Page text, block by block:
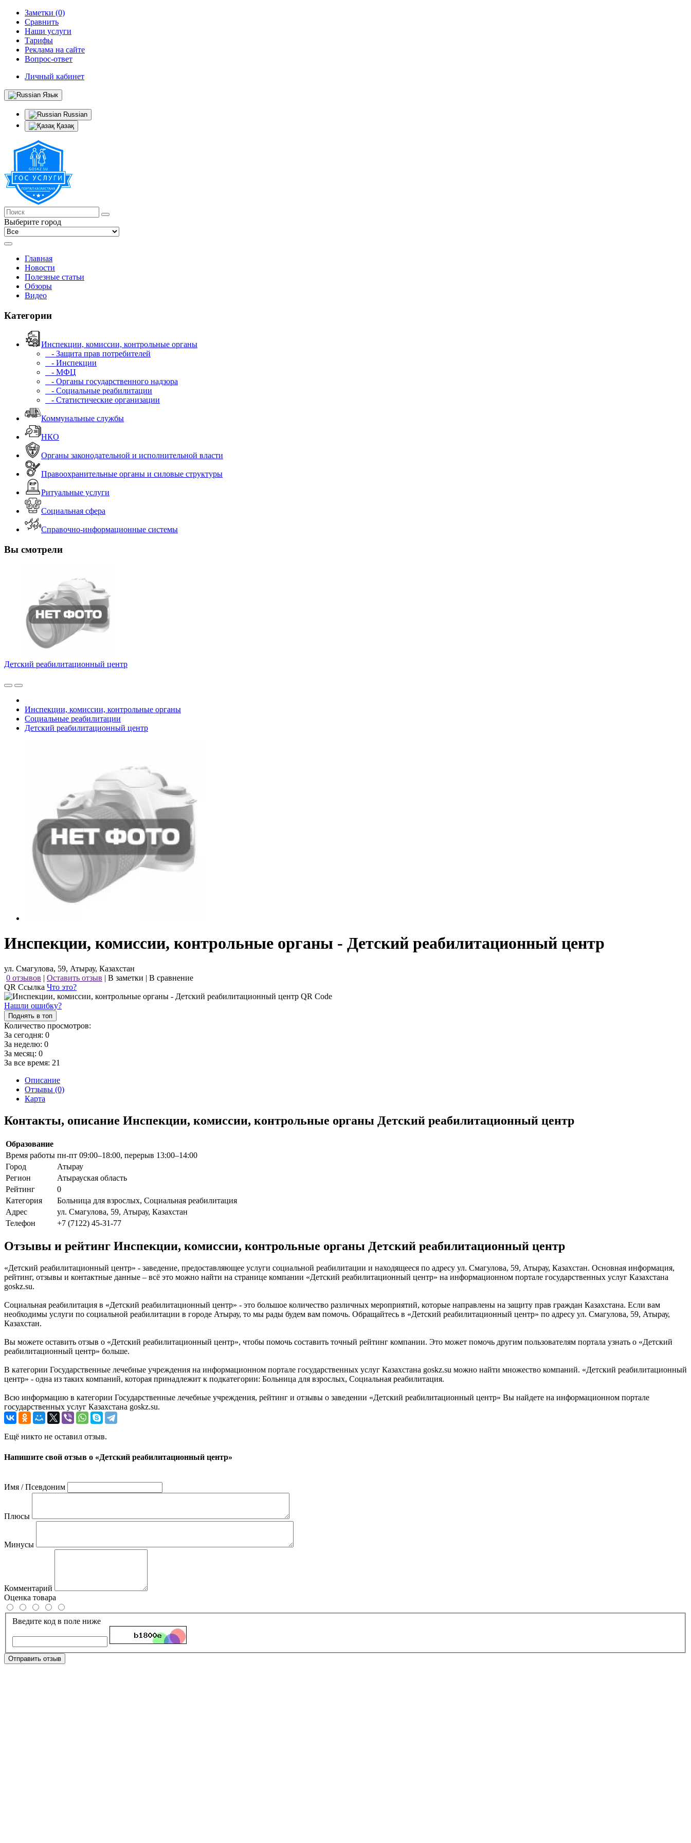
Заметки (0)
Сравнить
Наши услуги
Тарифы
Реклама на сайте
Вопрос-ответ
Личный кабинет
Язык
Russian
Қазақ
Выберите город
Главная
Новости
Полезные статьи
Обзоры
Видео
Категории
Инспекции, комиссии, контрольные органы
- Защита прав потребителей
- Инспекции
- МФЦ
- Органы государственного надзора
- Социальные реабилитации
- Статистические организации
Коммунальные службы
НКО
Органы законодательной и исполнительной власти
Правоохранительные органы и силовые структуры
Ритуальные услуги
Социальная сфера
Справочно-информационные системы
Вы смотрели
Детский реабилитационный центр
Инспекции, комиссии, контрольные органы
Социальные реабилитации
Детский реабилитационный центр
Инспекции, комиссии, контрольные органы - Детский реабилитационный центр
ул. Смагулова, 59, Атырау, Казахстан
0 отзывов | Оставить отзыв | В заметки | В сравнение
QR Ссылка Что это?
Нашли ошибку?
Поднять в топ
Количество просмотров:
За сегодня: 0
За неделю: 0
За месяц: 0
За все время: 21
Описание
Отзывы (0)
Карта
Контакты, описание Инспекции, комиссии, контрольные органы Детский реабилитационный центр
Образование
Время работы пн-пт 09:00–18:00, перерыв 13:00–14:00
Город
Атырау
Регион
Атырауская область
Рейтинг
0
Категория
Больница для взрослых, Социальная реабилитация
Адрес
ул. Смагулова, 59, Атырау, Казахстан
Телефон
+7 (7122) 45-31-77
Отзывы и рейтинг Инспекции, комиссии, контрольные органы Детский реабилитационный центр
«Детский реабилитационный центр» - заведение, предоставляющее услуги социальной реабилитации и находящееся по адресу ул. Смагулова, 59, Атырау, Казахстан. Основная информация,
рейтинг, отзывы и контактные данные – всё это можно найти на странице компании «Детский реабилитационный центр» на информационном портале государственных услуг Казахстана
goskz.su.
Социальная реабилитация в «Детский реабилитационный центр» - это большое количество различных мероприятий, которые направлены на защиту прав граждан Казахстана. Если вам
необходимы услуги по социальной реабилитации в городе Атырау, то мы рады будем вам помочь. Обращайтесь в «Детский реабилитационный центр» по адресу ул. Смагулова, 59, Атырау,
Казахстан.
Вы можете оставить отзыв о «Детский реабилитационный центр», чтобы помочь составить точный рейтинг компании. Это может помочь другим пользователям портала узнать о «Детский
реабилитационный центр» больше.
В категории Государственные лечебные учреждения на информационном портале государственных услуг Казахстана goskz.su можно найти множество компаний. «Детский реабилитационный
центр» - одна из таких компаний, которая принадлежит к подкатегории: Больница для взрослых, Социальная реабилитация.
Всю информацию в категории Государственные лечебные учреждения, рейтинг и отзывы о заведении «Детский реабилитационный центр» Вы найдете на информационном портале
государственных услуг Казахстана goskz.su.
Ещё никто не оставил отзыв.
Напишите свой отзыв о «Детский реабилитационный центр»
Имя / Псевдоним
Плюсы
Минусы
Комментарий
Оценка товара
Введите код в поле ниже
Отправить отзыв